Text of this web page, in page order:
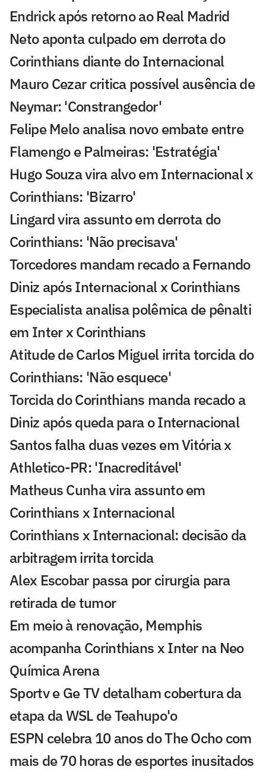
Endrick após retorno ao Real Madrid
Neto aponta culpado em derrota do
Corinthians diante do Internacional
Mauro Cezar critica possível ausência de
Neymar: 'Constrangedor'
Felipe Melo analisa novo embate entre
Flamengo e Palmeiras: 'Estratégia'
Hugo Souza vira alvo em Internacional x
Corinthians: 'Bizarro'
Lingard vira assunto em derrota do
Corinthians: 'Não precisava'
Torcedores mandam recado a Fernando
Diniz após Internacional x Corinthians
Especialista analisa polêmica de pênalti
em Inter x Corinthians
Atitude de Carlos Miguel irrita torcida do
Corinthians: 'Não esquece'
Torcida do Corinthians manda recado a
Diniz após queda para o Internacional
Santos falha duas vezes em Vitória x
Athletico-PR: 'Inacreditável'
Matheus Cunha vira assunto em
Corinthians x Internacional
Corinthians x Internacional: decisão da
arbitragem irrita torcida
Alex Escobar passa por cirurgia para
retirada de tumor
Em meio à renovação, Memphis
acompanha Corinthians x Inter na Neo
Química Arena
Sportv e Ge TV detalham cobertura da
etapa da WSL de Teahupo'o
ESPN celebra 10 anos do The Ocho com
mais de 70 horas de esportes inusitados